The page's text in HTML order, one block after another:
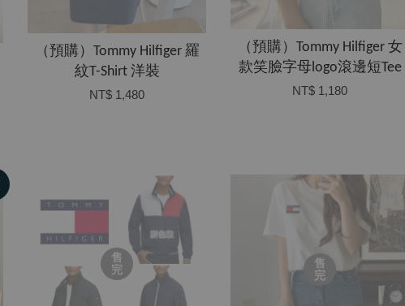
（預購）Tommy Hilfiger 羅
紋T-Shirt 洋裝
NT$ 1,480
（預購）Tommy Hilfiger 女
款笑臉字母logo滾邊短Tee
NT$ 1,180
售
完
售
完